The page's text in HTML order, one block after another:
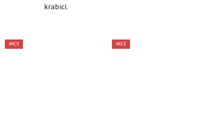
krabici.
AKCE AKCE